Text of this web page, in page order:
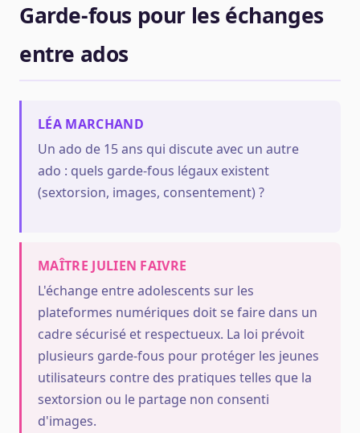
Garde-fous pour les échanges
entre ados
LÉA MARCHAND
Un ado de 15 ans qui discute avec un autre
ado : quels garde-fous légaux existent
(sextorsion, images, consentement) ?
MAÎTRE JULIEN FAIVRE
L'échange entre adolescents sur les
plateformes numériques doit se faire dans un
cadre sécurisé et respectueux. La loi prévoit
plusieurs garde-fous pour protéger les jeunes
utilisateurs contre des pratiques telles que la
sextorsion ou le partage non consenti
d'images.